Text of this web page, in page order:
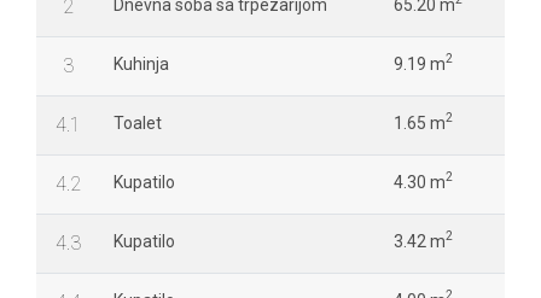
2 Dnevna soba sa trpezarijom 65.20 m
3 Kuhinja 9.19 m2
4.1 Toalet 1.65 m2
4.2 Kupatilo 4.30 m2
4.3 Kupatilo 3.42 m2